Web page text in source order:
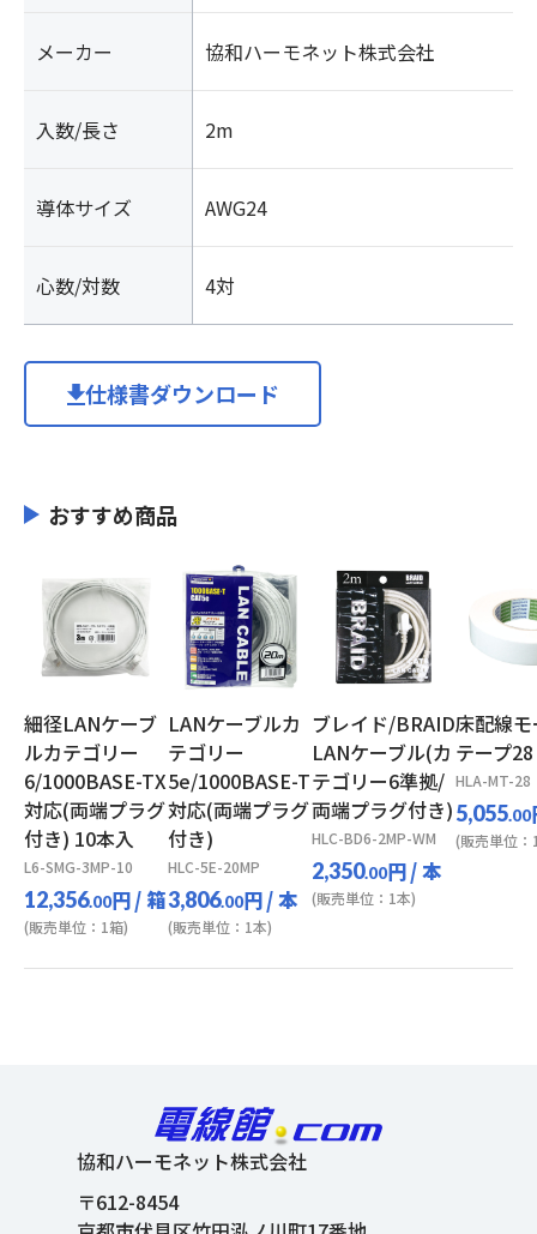
メーカー 協和ハーモネット株式会社
入数/長さ 2m
導体サイズ AWG24
心数/対数 4対
仕様書ダウンロード
おすすめ商品
細径LANケーブ
ルカテゴリー
6/1000BASE-TX
対応(両端プラグ
付き) 10本入
L6-SMG-3MP-10
12,356.00円/ 箱
(販売単位：1箱)
LANケーブルカ
テゴリー
5e/1000BASE-T
対応(両端プラグ
付き)
HLC-5E-20MP
3,806.00円/ 本
(販売単位：1本)
ブレイド/BRAID
LANケーブル(カ
テゴリー6準拠/
両端プラグ付き)
HLC-BD6-2MP-WM
2,350.00円/ 本
(販売単位：1本)
床配線
テープ28
HLA-MT-28
5,055.00
(販売単位：
協和ハーモネット株式会社
〒612-8454